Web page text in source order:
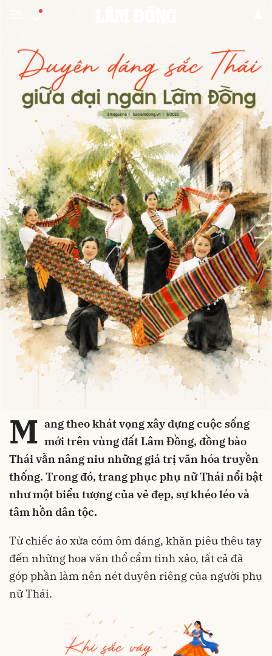
M ang theo khát vọng xây dựng cuộc sống
mới trên vùng đất Lâm Đồng, đồng bào
Thái vẫn nâng niu những giá trị văn hóa truyền
thống. Trong đó, trang phục phụ nữ Thái nổi bật
như một biểu tượng của vẻ đẹp, sự khéo léo và
tâm hồn dân tộc.
Từ chiếc áo xửa cóm ôm dáng, khăn piêu thêu tay
đến những hoa văn thổ cẩm tinh xảo, tất cả đã
góp phần làm nên nét duyên riêng của người phụ
nữ Thái.
Gửi bình luận
Hủy Gửi